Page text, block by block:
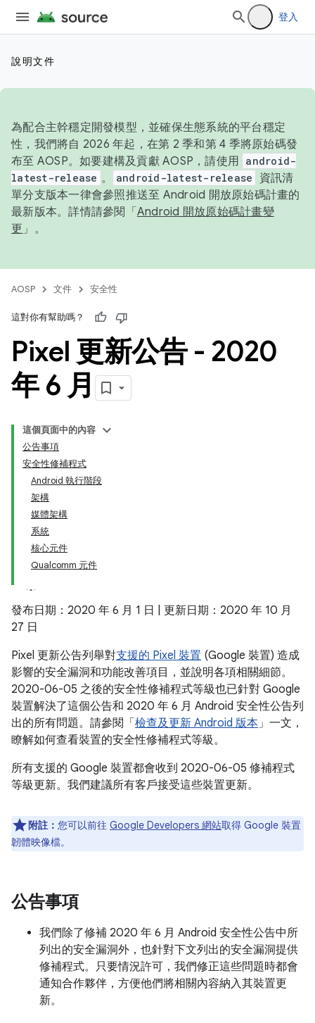
登入
說明文件
為配合主幹穩定開發模型，並確保生態系統的平台穩定
性，我們將自 2026 年起，在第 2 季和第 4 季將原始碼發
布至 AOSP。如要建構及貢獻 AOSP，請使用 android-
latest-release 。 android-latest-release
資訊清
單分支版本一律會參照推送至 Android 開放原始碼計畫的
最新版本。詳情請參閱「 Android 開放原始碼計畫變
更 」。
AOSP 文件 安全性
這對你有幫助嗎？
Pixel 更新公告 - 2020
年 6 月
這個頁面中的內容
公告事項
安全性修補程式
Android 執行階段
架構
媒體架構
系統
核心元件
Qualcomm 元件
發布日期：2020 年 6 月 1 日 | 更新日期：2020 年 10 月
27 日
Pixel 更新公告列舉對支援的 Pixel 裝置 (Google 裝置) 造成
影響的安全漏洞和功能改善項目，並說明各項相關細節。
2020-06-05 之後的安全性修補程式等級也已針對 Google
裝置解決了這個公告和 2020 年 6 月 Android 安全性公告列
出的所有問題。請參閱「 檢查及更新 Android 版本」一文，
瞭解如何查看裝置的安全性修補程式等級。
所有支援的 Google 裝置都會收到 2020-06-05 修補程式
等級更新。我們建議所有客戶接受這些裝置更新。
附註： 您可以前往 Google Developers 網站取得 Google 裝置
韌體映像檔。
公告事項
我們除了修補 2020 年 6 月 Android 安全性公告中所
列出的安全漏洞外，也針對下文列出的安全漏洞提供
修補程式。只要情況許可，我們修正這些問題時都會
通知合作夥伴，方便他們將相關內容納入其裝置更
新。